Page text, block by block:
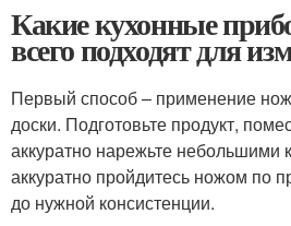
Какие кухонные
всего подходят для
Первый способ – применение
доски. Подготовьте продукт,
аккуратно нарежьте небольшими
аккуратно пройдитесь ножом по
до нужной консистенции.